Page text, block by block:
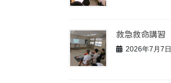
救急救命講習
2026年7月7日